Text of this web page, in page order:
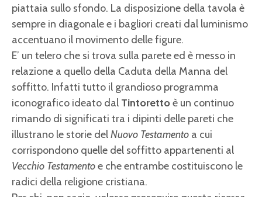
piattaia sullo sfondo. La disposizione della tavola è
sempre in diagonale e i bagliori creati dal luminismo
accentuano il movimento delle figure.
E’ un telero che si trova sulla parete ed è messo in
relazione a quello della Caduta della Manna del
soffitto. Infatti tutto il grandioso programma
iconografico ideato dal Tintorettoè un continuo
rimando di significati tra i dipinti delle pareti che
illustrano le storie delNuovo Testamento a cui
corrispondono quelle del soffitto appartenenti al
Vecchio Testamentoe che entrambe costituiscono le
radici della religione cristiana.